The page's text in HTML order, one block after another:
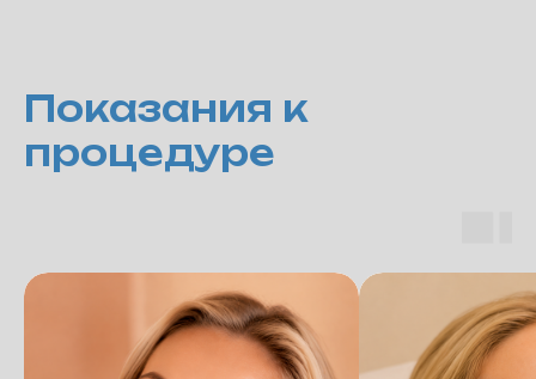
Показания к
процедуре